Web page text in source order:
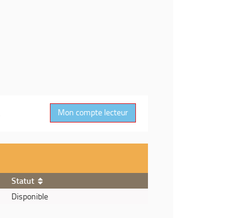
Mon compte lecteur
Statut
Disponible